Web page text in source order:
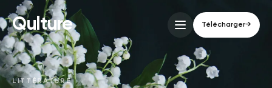
Qulture Télécharger→
LITTÉRATURE